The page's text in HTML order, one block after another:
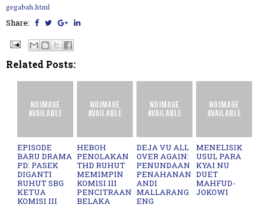
gegabah.html
Share:
Related Posts:
EPISODE
BARU DRAMA
PD: PASEK
DIGANTI
RUHUT SBG
KETUA
KOMISI III
HEBOH
PENOLAKAN
THD RUHUT
MEMIMPIN
KOMISI III
PENCITRAAN
BELAKA
DEJA VU ALL
OVER AGAIN:
PENUNDAAN
PENAHANAN
ANDI
MALLARANG
ENG
MENELISIK
USUL PARA
KYAI NU
DUET
MAHFUD-
JOKOWI